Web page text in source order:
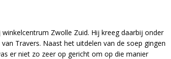
Zwolle Zuid. Hij kreeg daarbij onder
Travers. Naast het uitdelen van de soep gingen
er niet zo zeer op gericht om op die manier